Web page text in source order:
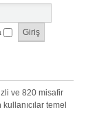
ve 820 misafir
temel